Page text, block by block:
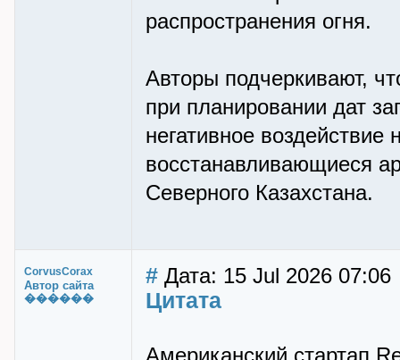
распространения огня.
Авторы подчеркивают,
при планировании дат
негативное
восстанавливающиеся
Северного Казахстана.
CorvusCorax
Автор сайта
������
# Дата: 15 Jul 2026 07:06
Цитата